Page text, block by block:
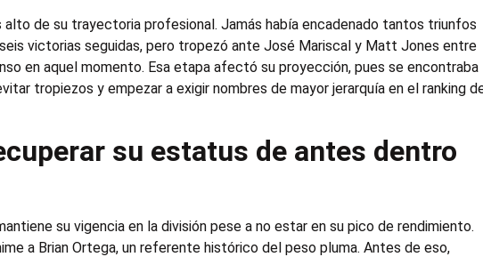
alto de su trayectoria profesional. Jamás había encadenado tantos triunfos
victorias seguidas, pero tropezó ante José Mariscal y Matt Jones entre
en aquel momento. Esa etapa afectó su proyección, pues se encontraba
tropiezos y empezar a exigir nombres de mayor jerarquía en el ranking
su estatus de antes dentro
su vigencia en la división pese a no estar en su pico de rendimiento.
a Brian Ortega, un referente histórico del peso pluma. Antes de eso,